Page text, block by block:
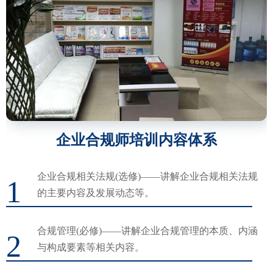
企业合规师培训内容体系
1
企业合规相关法规(选修)——讲解企业合规相关法规
的主要内容及发展动态等。
2
合规管理(必修)——讲解企业合规管理的本质、内涵
与构成要素等相关内容。